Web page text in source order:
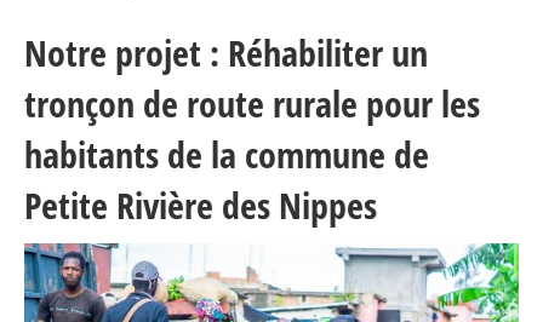
Notre projet : Réhabiliter un
tronçon de route rurale pour les
habitants de la commune de
Petite Rivière des Nippes